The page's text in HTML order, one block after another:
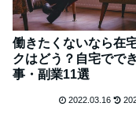
働きたくないなら在
クはどう？自宅でで
事・副業11選
2022.03.16